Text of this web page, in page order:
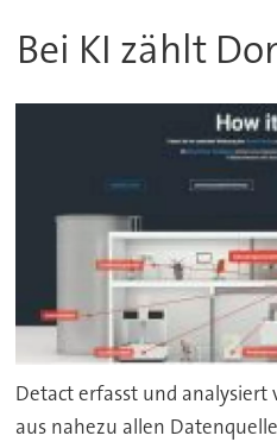
Bei KI zählt
Detact erfasst und
aus nahezu allen